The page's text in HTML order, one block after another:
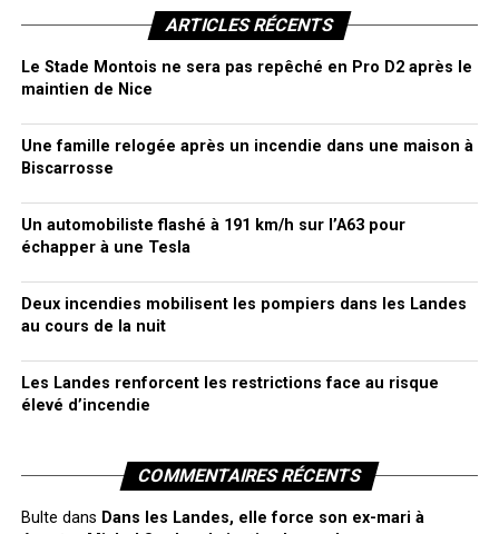
ARTICLES RÉCENTS
Le Stade Montois ne sera pas repêché en Pro D2 après le
maintien de Nice
Une famille relogée après un incendie dans une maison à
Biscarrosse
Un automobiliste flashé à 191 km/h sur l’A63 pour
échapper à une Tesla
Deux incendies mobilisent les pompiers dans les Landes
au cours de la nuit
Les Landes renforcent les restrictions face au risque
élevé d’incendie
COMMENTAIRES RÉCENTS
Bulte dans Dans les Landes, elle force son ex-mari à